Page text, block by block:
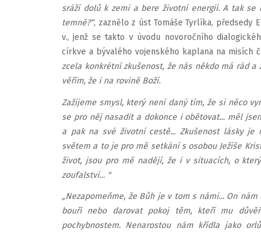
sráží dolů k zemi a bere životní energii. A tak se
temně?“, zaznělo z úst Tomáše Tyrlíka, předsedy
v., jenž se takto v úvodu novoročního
církve a bývalého vojenského kaplana na misích
zcela konkrétní zkušenost, že nás někdo má rád
věřím, že i na rovině Boží.
Zažijeme smysl, který není daný tím, že si něco
se pro něj nasadit a dokonce i obětovat... měl
a pak na své životní cestě... Zkušenost lásky
světem a to je pro mě setkání s osobou Ježíše
život, jsou pro mě nadějí, že i v situacích, o
zoufalství... "
„Nezapomeňme, že Bůh je v tom s námi... On
bouři nebo darovat pokoj těm, kteří mu
pochybnostem. Nenarostou nám křídla jako